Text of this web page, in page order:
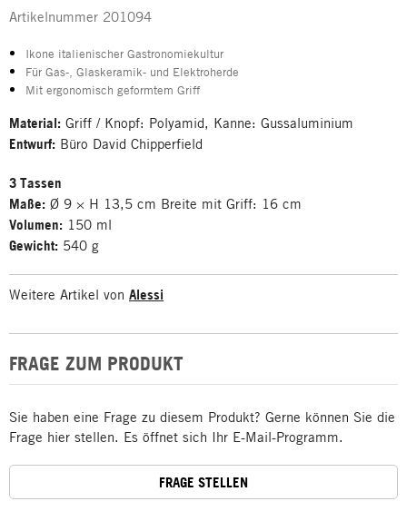
Artikelnummer 201094
Ikone italienischer Gastronomiekultur
Für Gas-, Glaskeramik- und Elektroherde
Mit ergonomisch geformtem Griff
Material: Griff / Knopf: Polyamid, Kanne: Gussaluminium
Entwurf: Büro David Chipperfield
3 Tassen
Maße: Ø 9 × H 13,5 cm Breite mit Griff: 16 cm
Volumen: 150 ml
Gewicht: 540 g
Weitere Artikel von Alessi
FRAGE ZUM PRODUKT
Sie haben eine Frage zu diesem Produkt? Gerne können Sie die
Frage hier stellen. Es öffnet sich Ihr E-Mail-Programm.
FRAGE STELLEN